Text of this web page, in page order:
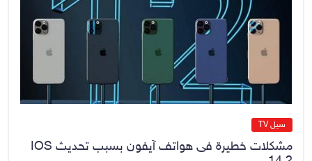
الراتب كل 40 يوماً.. مستشار الزيدي
المالي يتحدث عن فرضية “كسب
الزمن” لجمع الإيرادات
6 أغسطس، 2026 No Comment
سيل TV
مشكلات خطيرة فى هواتف آيفون بسبب تحديث IOS